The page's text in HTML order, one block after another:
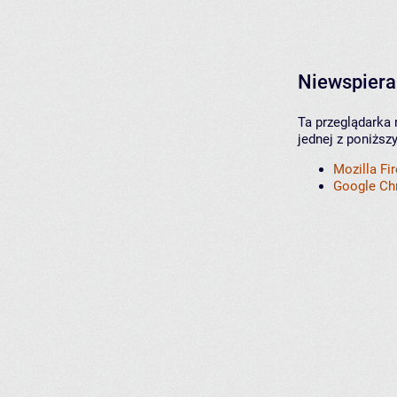
Ta
jednej z
Mozilla
Google